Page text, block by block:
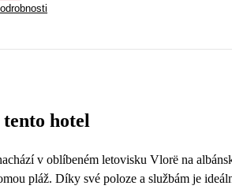
17
hotel
v oblíbeném letovisku Vlorë na
pláž. Díky své poloze a službám je